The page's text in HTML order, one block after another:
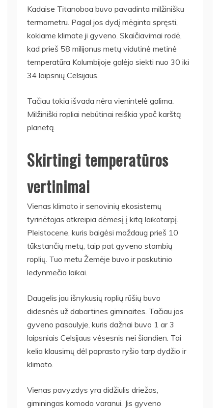
Kadaise Titanoboa buvo pavadinta milžinišku
termometru. Pagal jos dydį mėginta spręsti,
kokiame klimate ji gyveno. Skaičiavimai rodė,
kad prieš 58 milijonus metų vidutinė metinė
temperatūra Kolumbijoje galėjo siekti nuo 30 iki
34 laipsnių Celsijaus.
Tačiau tokia išvada nėra vienintelė galima.
Milžiniški ropliai nebūtinai reiškia ypač karštą
planetą.
Skirtingi temperatūros
vertinimai
Vienas klimato ir senovinių ekosistemų
tyrinėtojas atkreipia dėmesį į kitą laikotarpį.
Pleistocene, kuris baigėsi maždaug prieš 10
tūkstančių metų, taip pat gyveno stambių
roplių. Tuo metu Žemėje buvo ir paskutinio
ledynmečio laikai.
Daugelis jau išnykusių roplių rūšių buvo
didesnės už dabartines giminaites. Tačiau jos
gyveno pasaulyje, kuris dažnai buvo 1 ar 3
laipsniais Celsijaus vėsesnis nei šiandien. Tai
kelia klausimų dėl paprasto ryšio tarp dydžio ir
klimato.
Vienas pavyzdys yra didžiulis driežas,
giminingas komodo varanui. Jis gyveno